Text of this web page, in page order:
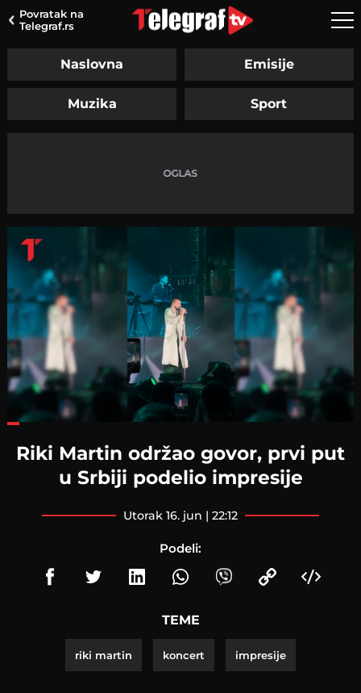
Povratak na
Telegraf.rs
Naslovna Emisije
Muzika Sport
Riki Martin održao govor, prvi put
u Srbiji podelio impresije
utorak 16. jun | 22:12
Podeli:
TEME
riki martin koncert impresije